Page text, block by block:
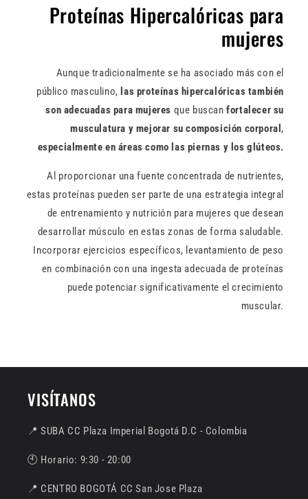
Proteínas Hipercalóricas para
mujeres
Aunque tradicionalmente se ha asociado más con el
público masculino, las proteínas hipercalóricas también
son adecuadas para mujeres que buscanfortalecer su
musculatura y mejorar su composición corporal ,
especialmente en áreas como las piernas y los glúteos.
Al proporcionar una fuente concentrada de nutrientes,
estas proteínas pueden ser parte de una estrategia integral
de entrenamiento y nutrición para mujeres que desean
desarrollar músculo en estas zonas de forma saludable.
Incorporar ejercicios específicos, levantamiento de peso
en combinación con una ingesta adecuada de proteínas
puede potenciar significativamente el crecimiento
muscular.
VISÍTANOS
📍 SUBA CC Plaza Imperial Bogotá D.C - Colombia
🕙 Horario: 9:30 - 20:00
📍 CENTRO BOGOTÁ CC San Jose Plaza